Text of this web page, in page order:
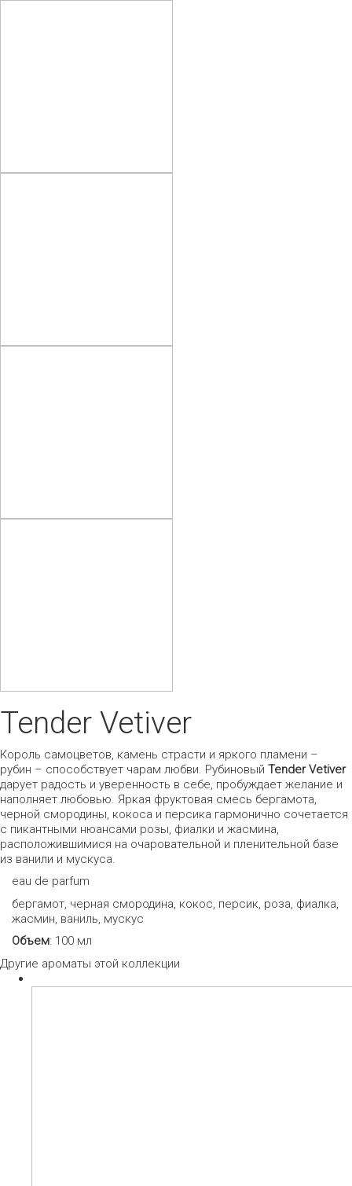
Tender Vetiver
Король самоцветов, камень страсти и яркого пламени –
рубин – способствует чарам любви. Рубиновый Tender Vetiver
дарует радость и уверенность в себе, пробуждает желание и
наполняет любовью. Яркая фруктовая смесь бергамота,
черной смородины, кокоса и персика гармонично сочетается
с пикантными нюансами розы, фиалки и жасмина,
расположившимися на очаровательной и пленительной базе
из ванили и мускуса.
eau de parfum
бергамот, черная смородина, кокос, персик, роза, фиалка,
жасмин, ваниль, мускус
Объем: 100 мл
Другие ароматы этой коллекции